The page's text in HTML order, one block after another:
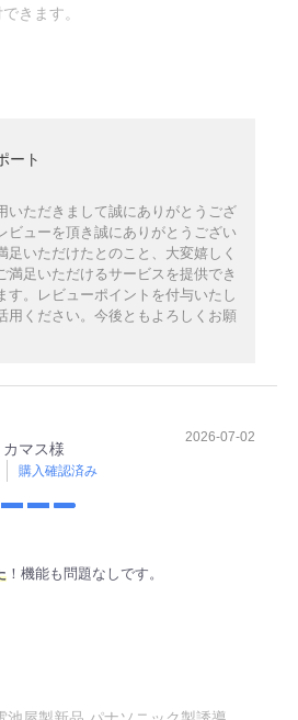
きます。
ート
いただきまして誠にありがとうござ
ビューを頂き誠にありがとうござい
足いただけたとのこと、大変嬉しく
満足いただけるサービスを提供でき
す。レビューポイントを付与いたし
用ください。今後ともよろしくお願
カマス様
購入確認済み
2026-07-02
！機能も問題なしです。